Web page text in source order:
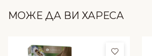
МОЖЕ ДА ВИ ХАРЕСА
Добави